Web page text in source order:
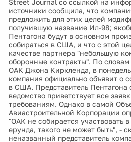
источники сообщила, что
предложить для этих целей
получившую название Ил-98;
Пентагона будут в основном
собираться в США, и что с этой
качестве партнера "небольшую
оборонные контракты". По
ОАК Джона Киркленда, в
компания официально объявит о
в США. Представитель Пентагона
ведомство приветствует все
требованиям. Однако в самой
Авиастроительной Корпорации
"ОАК не собирается участвовать
ерунда, такого не может быть", -
неназванный представитель